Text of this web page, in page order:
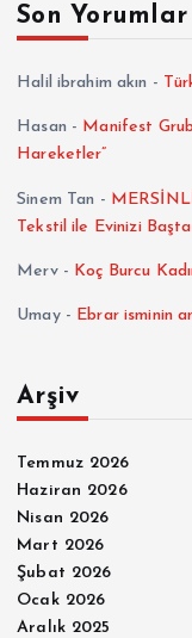
Son Yorumlar
Halil ibrahim akın -
Hasan - Manifest
Hareketler”
Sinem Tan -
Tekstil ile Evinizi
Merv- Koç Burcu
Umay- Ebrar isminin
Arşiv
Temmuz 2026
Haziran 2026
Nisan 2026
Mart 2026
Şubat 2026
Ocak 2026
Aralık 2025